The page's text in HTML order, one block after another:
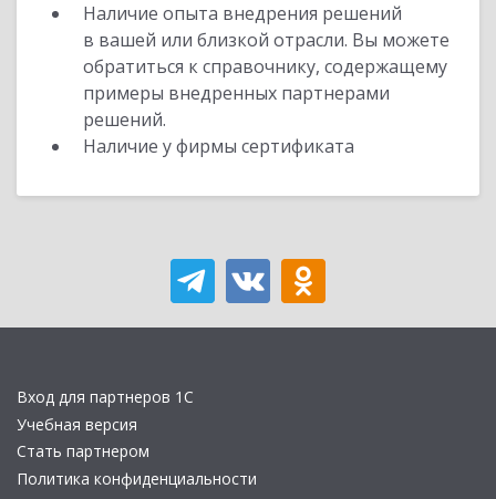
Наличие опыта внедрения решений
в вашей или близкой отрасли. Вы можете
обратиться к справочнику, содержащему
примеры внедренных партнерами
решений.
Наличие у фирмы сертификата
Вход для партнеров 1С
Учебная версия
Стать партнером
Политика конфиденциальности